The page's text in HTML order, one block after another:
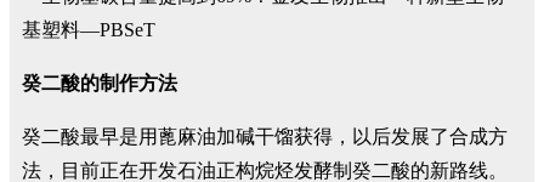
癸二酸的制作方法
癸二酸最早是用蓖麻油加碱干馏获得，以后发展了合成方
法，目前正在开发石油正构烷烃发酵制癸二酸的新路线。